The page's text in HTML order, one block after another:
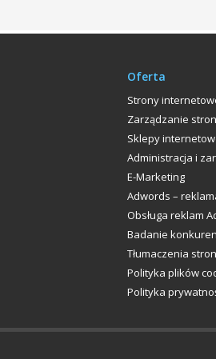
Oferta
Strony
Zarządzanie
Sklepy
Administracja i
E-Marketing
Adwords –
Obsługa reklam
Badanie
Tłumaczenia
Polityka plików
Polityka